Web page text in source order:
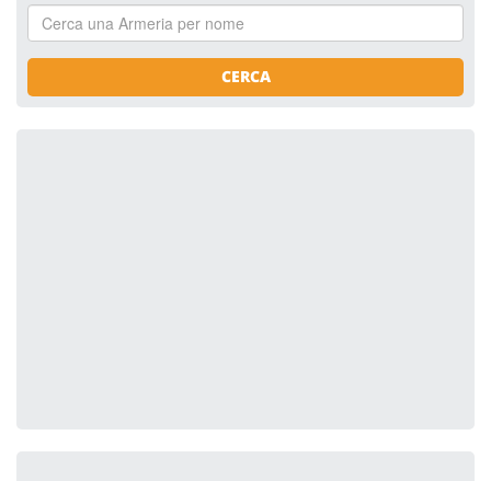
CERCA